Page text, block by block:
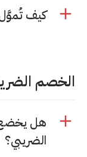
كيف تُموَّل
الخصم
هل يخضع
الضريبي؟